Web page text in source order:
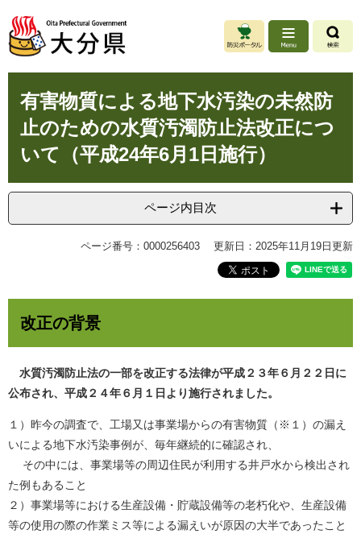
ジ
先
ュ
を
へ
有害物質による地下水汚染の未然防
止のための水質汚濁防止法改正につ
いて（平成24年6月1日施行）
ページ内目次
ページ番号：0000256403 更新日：2025年11月19日更新
改正の背景
水質汚濁防止法の一部を改正する法律が平成２３年６月２２日に
公布され、平成２４年６月１日より施行されました。
１）昨今の調査で、工場又は事業場からの有害物質（※１）の漏え
いによる地下水汚染事例が、毎年継続的に確認され、
その中には、事業場等の周辺住民が利用する井戸水から検出され
た例もあること
２）事業場等における生産設備・貯蔵設備等の老朽化や、生産設備
等の使用の際の作業ミス等による漏えいが原因の大半であったこと